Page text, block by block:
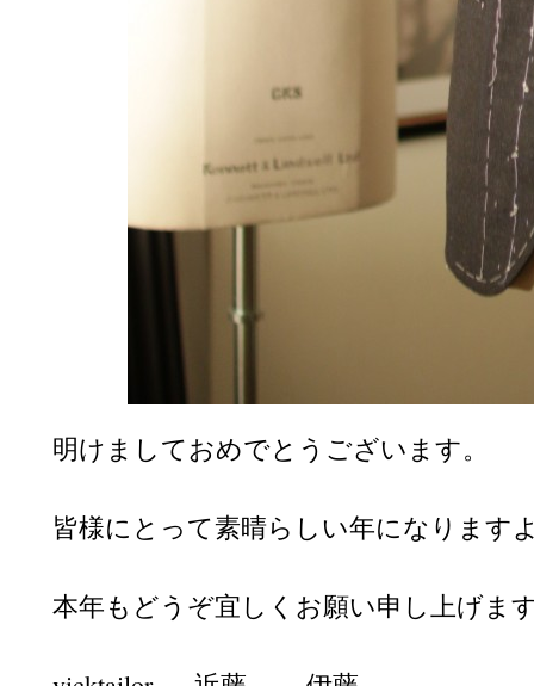
明けましておめでとうございます。
皆様にとって素晴らしい年になります
本年もどうぞ宜しくお願い申し上げま